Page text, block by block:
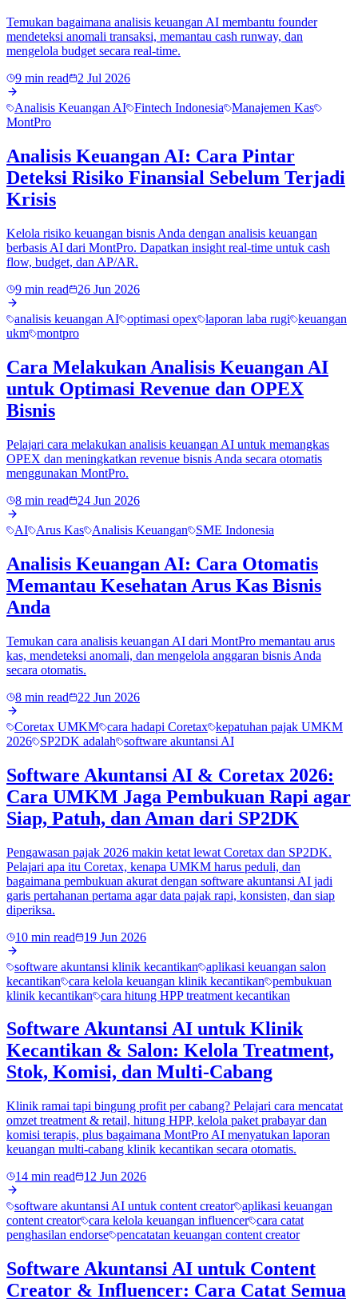
Temukan bagaimana analisis keuangan AI membantu founder
mendeteksi anomali transaksi, memantau cash runway, dan
mengelola budget secara real-time.
9 min read
2 Jul 2026
Analisis Keuangan AI Fintech Indonesia
Manajemen Kas
MontPro
Analisis Keuangan AI: Cara Pintar
Deteksi Risiko Finansial Sebelum Terjadi
Krisis
Kelola risiko keuangan bisnis Anda dengan analisis keuangan
berbasis AI dari MontPro. Dapatkan insight real-time untuk cash
flow, budget, dan AP/AR.
9 min read
26 Jun 2026
analisis keuangan AI optimasi opex laporan laba rugi
keuangan
ukm montpro
Cara Melakukan Analisis Keuangan AI
untuk Optimasi Revenue dan OPEX
Bisnis
Pelajari cara melakukan analisis keuangan AI untuk memangkas
OPEX dan meningkatkan revenue bisnis Anda secara otomatis
menggunakan MontPro.
8 min read
24 Jun 2026
AI Arus Kas Analisis Keuangan SME Indonesia
Analisis Keuangan AI: Cara Otomatis
Memantau Kesehatan Arus Kas Bisnis
Anda
Temukan cara analisis keuangan AI dari MontPro memantau arus
kas, mendeteksi anomali, dan mengelola anggaran bisnis Anda
secara otomatis.
8 min read
22 Jun 2026
Coretax UMKM cara hadapi Coretax kepatuhan pajak UMKM
2026
SP2DK adalah software akuntansi AI
Software Akuntansi AI & Coretax 2026:
Cara UMKM Jaga Pembukuan Rapi agar
Siap, Patuh, dan Aman dari SP2DK
Pengawasan pajak 2026 makin ketat lewat Coretax dan SP2DK.
Pelajari apa itu Coretax, kenapa UMKM harus peduli, dan
bagaimana pembukuan akurat dengan software akuntansi AI jadi
garis pertahanan pertama agar data pajak rapi, konsisten, dan siap
diperiksa.
10 min read
19 Jun 2026
software akuntansi klinik kecantikan
aplikasi keuangan salon
kecantikan
cara kelola keuangan klinik kecantikan
pembukuan
klinik kecantikan
cara hitung HPP treatment kecantikan
Software Akuntansi AI untuk Klinik
Kecantikan & Salon: Kelola Treatment,
Stok, Komisi, dan Multi-Cabang
Klinik ramai tapi bingung profit per cabang? Pelajari cara mencatat
omzet treatment & retail, hitung HPP, kelola paket prabayar dan
komisi terapis, plus bagaimana MontPro AI menyatukan laporan
keuangan multi-cabang klinik kecantikan secara otomatis.
14 min read
12 Jun 2026
software akuntansi AI untuk content creator aplikasi keuangan
content creator cara kelola keuangan influencer cara catat
penghasilan endorse pencatatan keuangan content creator
Software Akuntansi AI untuk Content
Creator & Influencer: Cara Catat Semua